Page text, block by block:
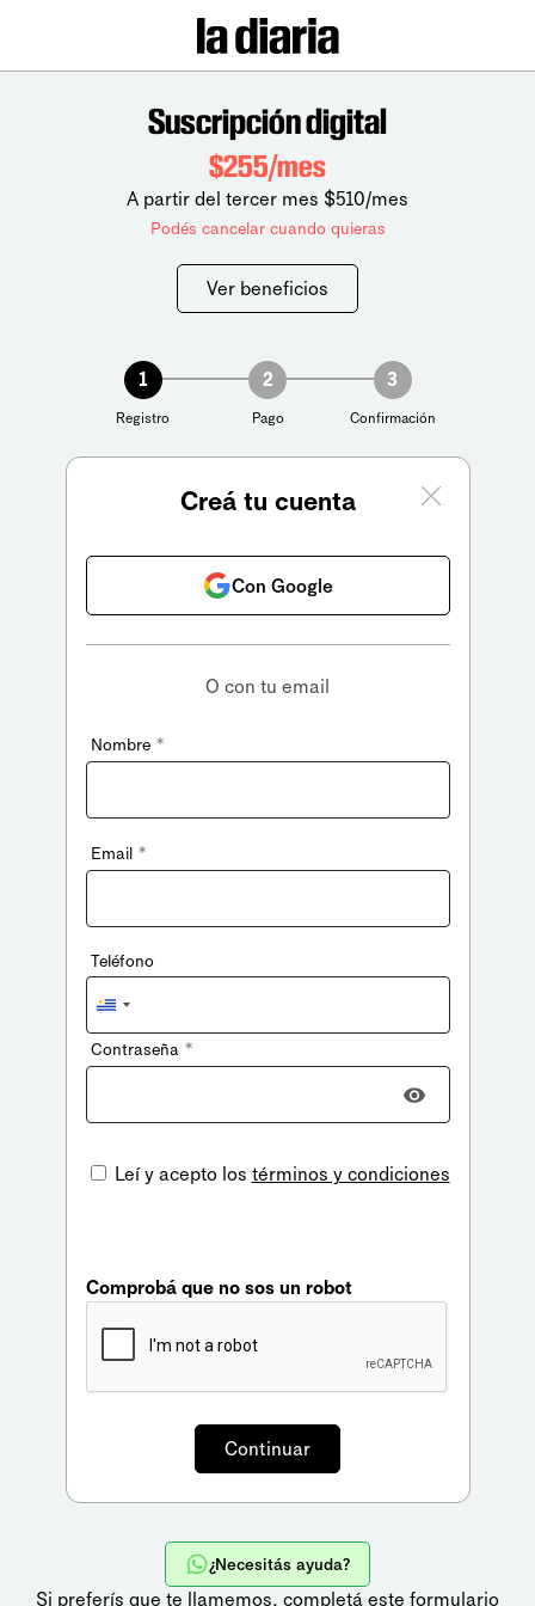
Suscripción digital
$255/mes
A partir del tercer mes $510/mes
Podés cancelar cuando quieras
Ver beneficios
1
Registro
2
Pago
3
Confirmación
Creá tu cuenta
Con Google
O con tu email
Nombre *
Email *
Teléfono
Uruguay
+598
Contraseña *
Leí y acepto los términos y condiciones
Comprobá que no sos un robot
¿Necesitás ayuda?
Si preferís que te llamemos, completá este formulario